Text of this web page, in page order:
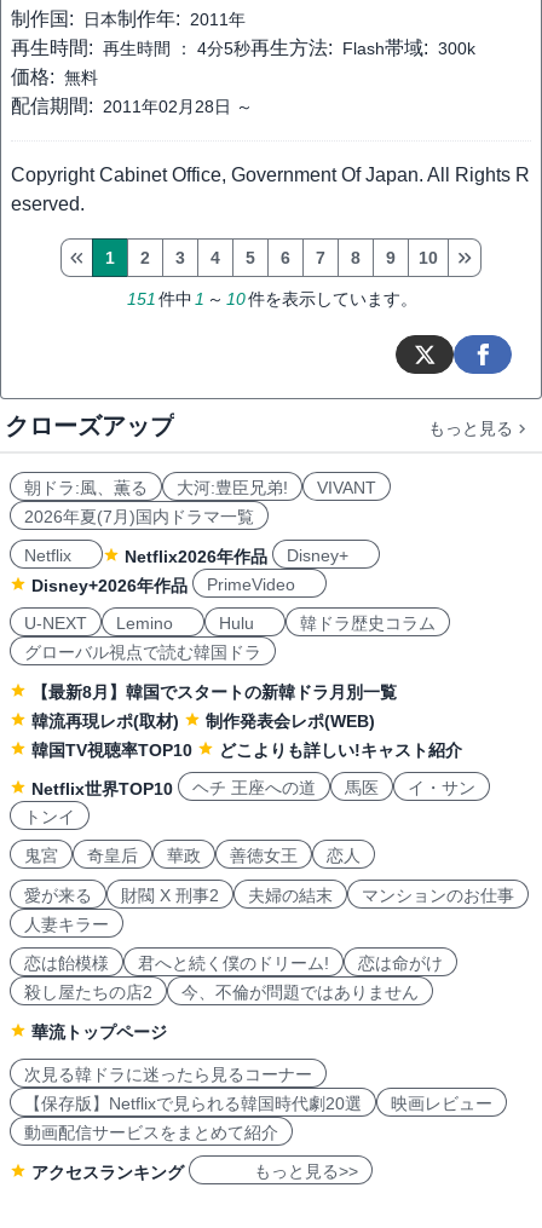
制作国:
日本制作年: 2011年
再生時間: 再生時間 ： 4分5秒再生方法: Flash帯域: 300k
価格: 無料
配信期間: 2011年02月28日 ～
Copyright Cabinet Office, Government Of Japan. All Rights R
eserved.
151 件中 1 ～ 10件を表示しています。
1 2 3 4 5 6 7 8 9 10
クローズアップ もっと見る
朝ドラ:風、薫る 大河:豊臣兄弟!
VIVANT
2026年夏(7月)国内ドラマ一覧
Netflix
Netflix2026年作品
Disney+
Disney+2026年作品
PrimeVideo
U-NEXT
Lemino Hulu
韓ドラ歴史コラム
グローバル視点で読む韓国ドラ
【最新8月】韓国でスタートの新韓ドラ月別一覧
韓流再現レポ(取材)
制作発表会レポ(WEB)
韓国TV視聴率TOP10
どこよりも詳しい!キャスト紹介
Netflix世界TOP10
ヘチ 王座への道 馬医
イ・サン
トンイ
鬼宮
奇皇后 華政 善徳女王 恋人
愛が来る 財閥 X 刑事2 夫婦の結末
マンションのお仕事
人妻キラー
恋は飴模様
君へと続く僕のドリーム!
恋は命がけ
殺し屋たちの店2
今、不倫が問題ではありません
華流トップページ
次見る韓ドラに迷ったら見るコーナー
【保存版】Netflixで見られる韓国時代劇20選
映画レビュー
動画配信サービスをまとめて紹介
アクセスランキング もっと見る>>